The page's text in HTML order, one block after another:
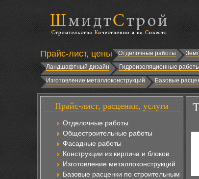
Прайс-лист, цены Отделочные работы
Ландшафтный дизайн
Гидроизоляционные работы
Изготовление металлоконструкций
Базовые
Прайс-лист, расценки, услуги
Отделочные работы
Общестроительные работы
Фасадные работы
Конструкции из кирпича и блоков
Изготовление металлоконструкций
Базовые расценки по строительным